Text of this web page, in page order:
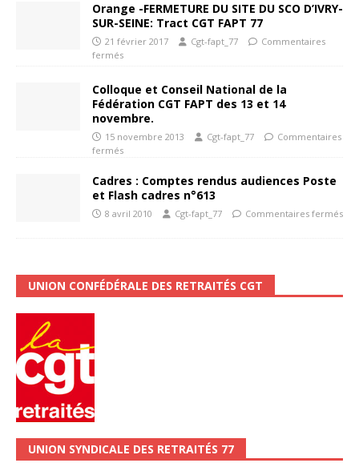
Orange -FERMETURE DU SITE DU SCO D’IVRY-
SUR-SEINE: Tract CGT FAPT 77
21 février 2017 Cgt-fapt_77
Commentaires
fermés
Colloque et Conseil National de la
Fédération CGT FAPT des 13 et 14
novembre.
15 novembre 2013 Cgt-fapt_77
Commentaires
fermés
Cadres : Comptes rendus audiences Poste
et Flash cadres n°613
8 avril 2010 Cgt-fapt_77 Commentaires fermés
UNION CONFÉDÉRALE DES RETRAITÉS CGT
UNION SYNDICALE DES RETRAITÉS 77